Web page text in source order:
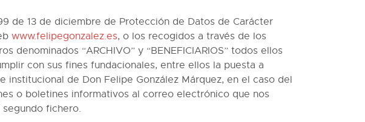
de 13 de diciembre de Protección de Datos de Carácter
www.felipegonzalez.es, o los recogidos a través de los
“ARCHIVO” y “BENEFICIARIOS” todos ellos
con sus fines fundacionales, entre ellos la puesta a
de Don Felipe González Márquez, en el caso del
o boletines informativos al correo electrónico que nos
fichero.